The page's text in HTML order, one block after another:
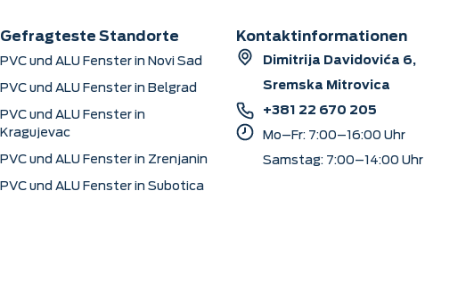
Gefragteste Standorte
PVC und ALU Fenster in Novi Sad
PVC und ALU Fenster in Belgrad
PVC und ALU Fenster in
Kragujevac
PVC und ALU Fenster in Zrenjanin
PVC und ALU Fenster in Subotica
Kontaktinformationen
Dimitrija Davidovića 6,
Sremska Mitrovica
+381 22 670 205
Mo–Fr: 7:00–16:00 Uhr
Samstag: 7:00–14:00 Uhr